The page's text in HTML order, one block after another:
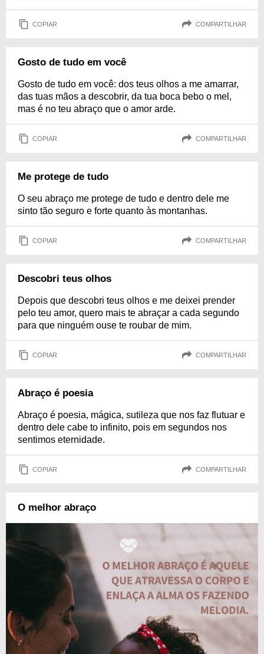
COPIAR COMPARTILHAR
Gosto de tudo em você
Gosto de tudo em você: dos teus olhos a me amarrar,
das tuas mãos a descobrir, da tua boca bebo o mel,
mas é no teu abraço que o amor arde.
COPIAR COMPARTILHAR
Me protege de tudo
O seu abraço me protege de tudo e dentro dele me
sinto tão seguro e forte quanto às montanhas.
COPIAR COMPARTILHAR
Descobri teus olhos
Depois que descobri teus olhos e me deixei prender
pelo teu amor, quero mais te abraçar a cada segundo
para que ninguém ouse te roubar de mim.
COPIAR COMPARTILHAR
Abraço é poesia
Abraço é poesia, mágica, sutileza que nos faz flutuar e
dentro dele cabe to infinito, pois em segundos nos
sentimos eternidade.
COPIAR COMPARTILHAR
O melhor abraço